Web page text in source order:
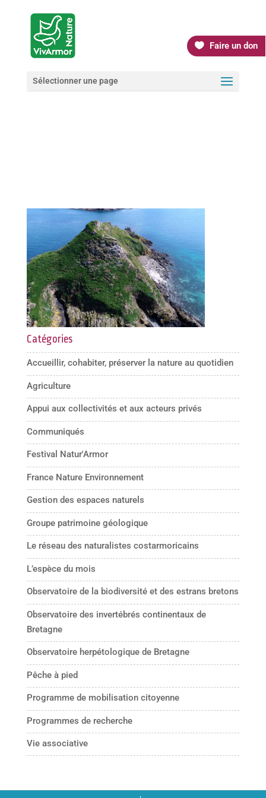
Faire un don
Sélectionner une page
Catégories
Accueillir, cohabiter, préserver la nature au quotidien
Agriculture
Appui aux collectivités et aux acteurs privés
Communiqués
Festival Natur'Armor
France Nature Environnement
Gestion des espaces naturels
Groupe patrimoine géologique
Le réseau des naturalistes costarmoricains
L’espèce du mois
Observatoire de la biodiversité et des estrans bretons
Observatoire des invertébrés continentaux de
Bretagne
Observatoire herpétologique de Bretagne
Pêche à pied
Programme de mobilisation citoyenne
Programmes de recherche
Vie associative